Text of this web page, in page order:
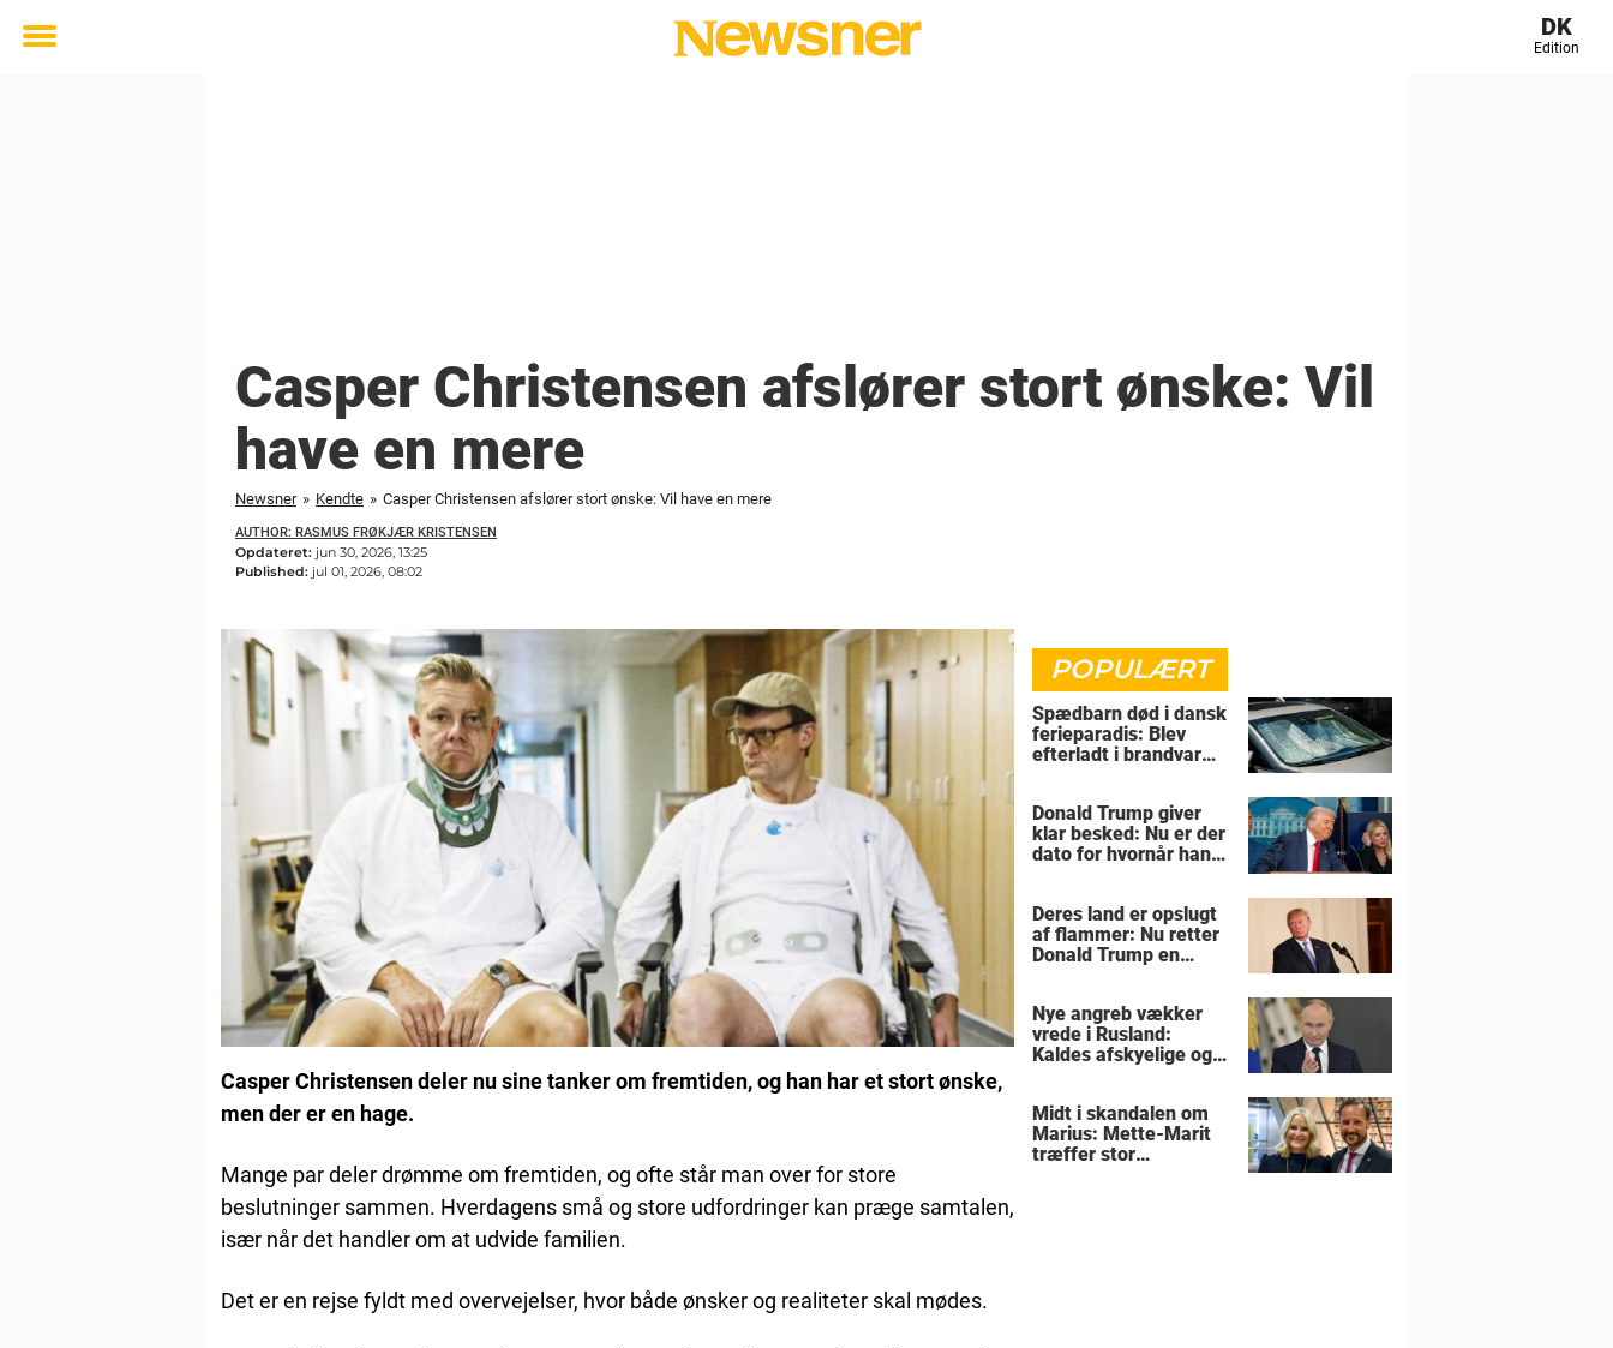
Toggle
DK
Edition
Casper Christensen afslører stort ønske: Vil
have en mere
Newsner » Kendte » Casper Christensen afslører stort ønske: Vil have en mere
AUTHOR: RASMUS FRØKJÆR KRISTENSEN
Opdateret: jun 30, 2026, 13:25
Published: jul 01, 2026, 08:02
Casper Christensen deler nu sine tanker om fremtiden, og han har et stort ønske,
men der er en hage.
Mange par deler drømme om fremtiden, og ofte står man over for store
beslutninger sammen. Hverdagens små og store udfordringer kan præge samtalen,
især når det handler om at udvide familien.
Det er en rejse fyldt med overvejelser, hvor både ønsker og realiteter skal mødes.
POPULÆRT
Spædbarn død i dansk
ferieparadis: Blev
efterladt i brandvarm
Donald Trump giver
klar besked: Nu er der
dato for hvornår han
Deres land er opslugt
af flammer: Nu retter
Donald Trump en
Nye angreb vækker
vrede i Rusland:
Kaldes afskyelige og
Midt i skandalen om
Marius: Mette-Marit
træffer stor